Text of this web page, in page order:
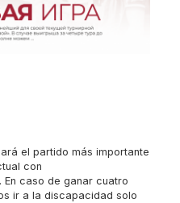
el partido más importante
con
En caso de ganar cuatro
ir a la discapacidad solo